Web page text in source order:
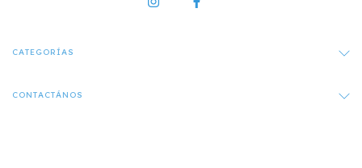
CATEGORÍAS
CONTACTÁNOS